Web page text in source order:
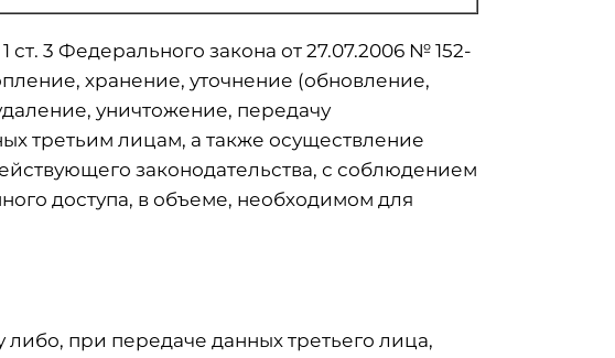
3 Федерального закона от 27.07.2006 № 152-
хранение, уточнение (обновление,
уничтожение, передачу
третьим лицам, а также осуществление
законодательства, с соблюдением
доступа, в объеме, необходимом для
при передаче данных третьего лица,